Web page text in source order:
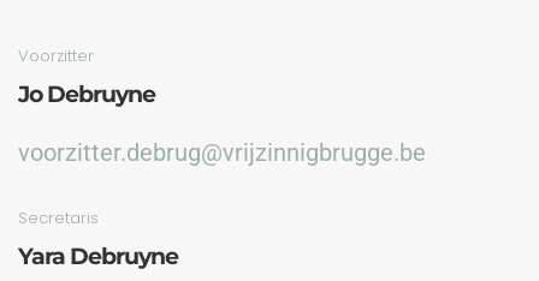
Voorzitter
Jo Debruyne
voorzitter.debrug@vrijzinnigbrugge.be
Secretaris
Yara Debruyne